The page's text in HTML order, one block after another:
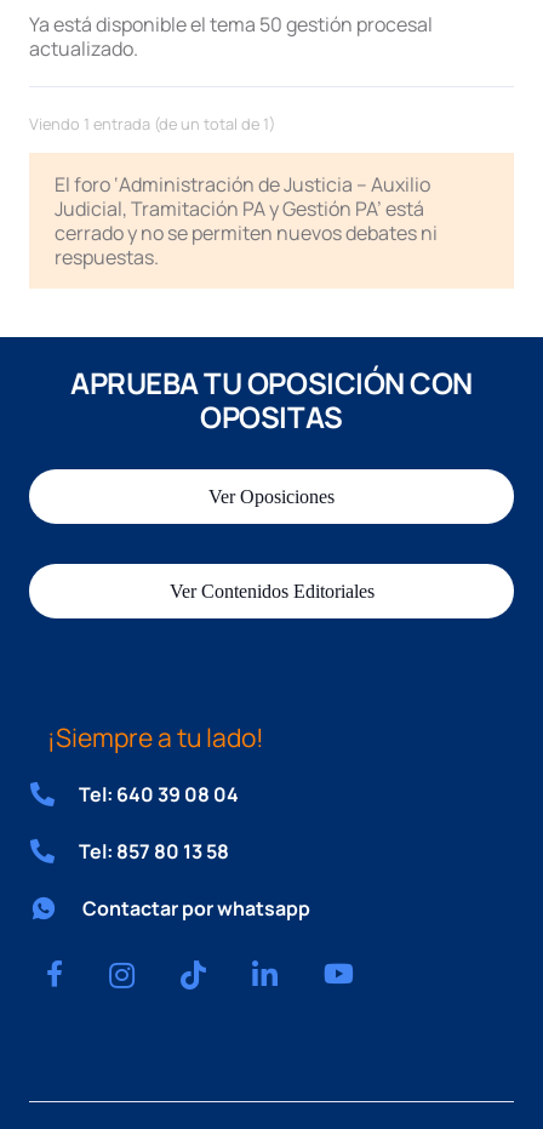
Ya está disponible el tema 50 gestión procesal
actualizado.
Viendo 1 entrada (de un total de 1)
El foro ‘Administración de Justicia – Auxilio
Judicial, Tramitación PA y Gestión PA’ está
cerrado y no se permiten nuevos debates ni
respuestas.
APRUEBA TU OPOSICIÓN CON
OPOSITAS
Ver Oposiciones
Ver Contenidos Editoriales
¡Siempre a tu lado!
Tel: 640 39 08 04
Tel: 857 80 13 58
Contactar por whatsapp